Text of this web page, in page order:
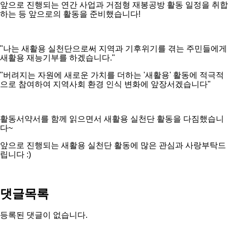
앞으로 진행되는 연간 사업과 거점형 재봉공방 활동 일정을 취합
하는 등 앞으로의 활동을 준비했습니다!
"나는 새활용 실천단으로써 지역과 기후위기를 겪는 주민들에게
새활용 재능기부를 하겠습니다."
"버려지는 자원에 새로운 가치를 더하는 '새활용' 활동에 적극적
으로 참여하여 지역사회 환경 인식 변화에 앞장서겠습니다"
활동서약서를 함께 읽으면서 새활용 실천단 활동을 다짐했습니
다~
앞으로 진행되는 새활용 실천단 활동에 많은 관심과 사랑부탁드
립니다 :)
댓글목록
등록된 댓글이 없습니다.